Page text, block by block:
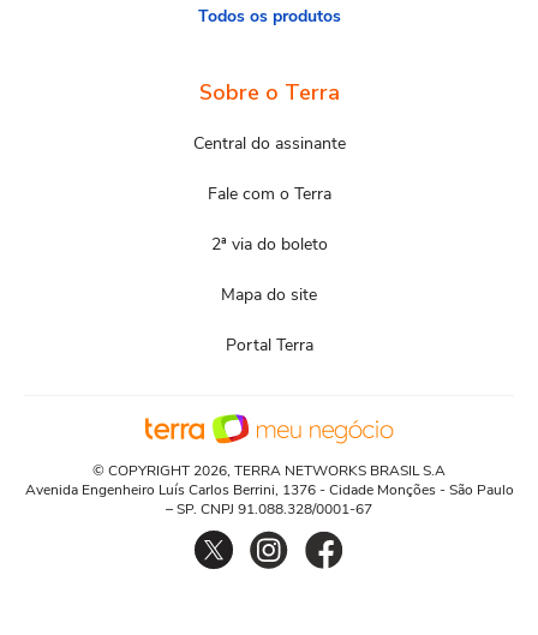
Todos os produtos
Sobre o Terra
Central do assinante
Fale com o Terra
2ª via do boleto
Mapa do site
Portal Terra
© COPYRIGHT 2026, TERRA NETWORKS BRASIL S.A
Avenida Engenheiro Luís Carlos Berrini, 1376 - Cidade Monções - São Paulo
– SP. CNPJ 91.088.328/0001-67